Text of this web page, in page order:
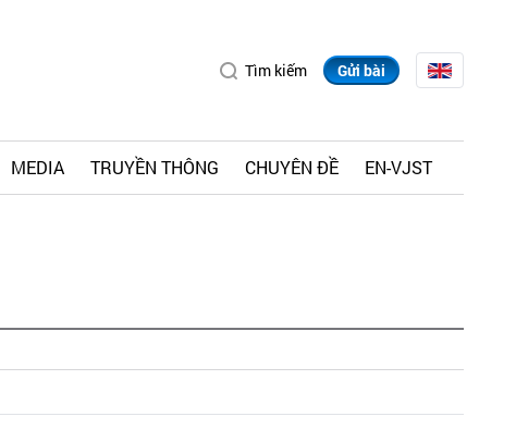
Tìm kiếm Gửi bài
MEDIA TRUYỀN THÔNG CHUYÊN ĐỀ EN-VJST